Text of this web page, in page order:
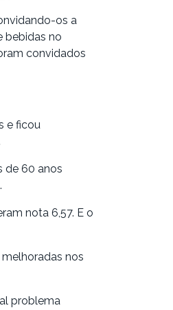
os a
bebidas no
convidados
e ficou
de 60 anos
nota 6,57. E o
nos
problema